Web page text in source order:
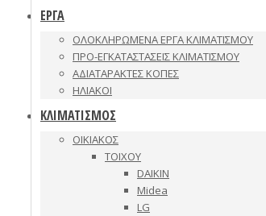
ΕΡΓΑ
ΟΛΟΚΛΗΡΩΜΕΝΑ ΕΡΓΑ ΚΛΙΜΑΤΙΣΜΟΥ
ΠΡΟ-ΕΓΚΑΤΑΣΤΑΣΕΙΣ ΚΛΙΜΑΤΙΣΜΟΥ
ΑΔΙΑΤΑΡΑΚΤΕΣ ΚΟΠΕΣ
ΗΛΙΑΚΟΙ
ΚΛΙΜΑΤΙΣΜΟΣ
ΟΙΚΙΑΚΟΣ
ΤΟΙΧΟΥ
DAIKIN
Midea
LG